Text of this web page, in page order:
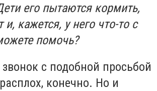
его пытаются кормить,
и, кажется, у него что-то с
помочь?
с подобной просьбой
конечно. Но и